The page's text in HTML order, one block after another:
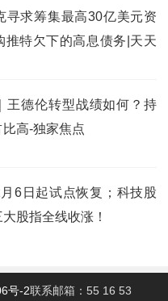
寻求筹集最高30亿美元资
推特欠下的高息债务|天天
王德伦转型战绩如何？持
高-独家焦点
6日起试点恢复；科技股
股指全线收涨！
号-2联系邮箱：55 16 53